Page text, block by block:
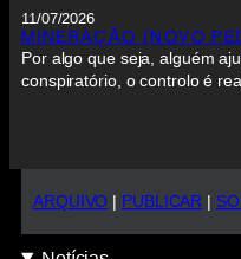
11/07/2026
MINERAÇÃO (NOVO
Por algo que seja, alguém
conspiratório, o controlo é
ARQUIVO PUBLICAR